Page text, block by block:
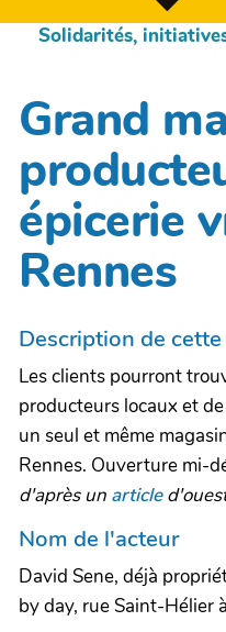
Solidarités,
Grand
épicerie
Rennes
Description de
Les clients pourront
producteurs locaux et
un seul et même
Rennes. Ouverture mi-
d'après un article
Nom de l'acteur
David Sene, déjà
by day, rue Saint-Hélier